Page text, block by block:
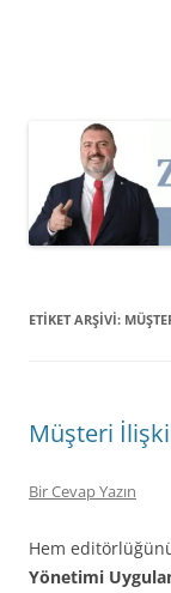
ETIKET ARŞIVI:
Müşteri
Bir Cevap Yazın
Hem
Yönetimi